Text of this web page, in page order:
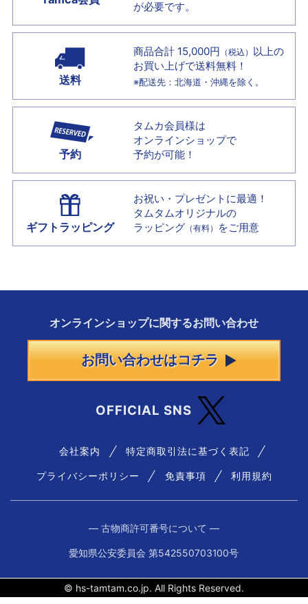
が必要です。
送料
商品合計 15,000円 （税込） 以上の
お買い上げで送料無料！
※配送先：北海道・沖縄を除く。
予約
タムカ会員様は
オンラインショップで
予約が可能！
ギフトラッピング
お祝い・プレゼントに最適！
タムタムオリジナルの
ラッピング （有料） をご用意
オンラインショップに関するお問い合わせ
お問い合わせはコチラ
OFFICIAL SNS
会社案内 特定商取引法に基づく表記
プライバシーポリシー 免責事項 利用規約
― 古物商許可番号について ―
愛知県公安委員会 第542550703100号
© hs-tamtam.co.jp. All Rights Reserved.